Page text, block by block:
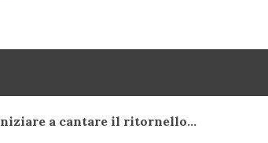
a cantare il ritornello…